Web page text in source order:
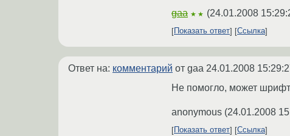
gaa ★★ (24.01.2008
Показать ответ Ссылка
Ответ на: комментарий от gaa 24.01.2008
Не помогло, может
anonymous (24.01.2008
Показать ответ Ссылка